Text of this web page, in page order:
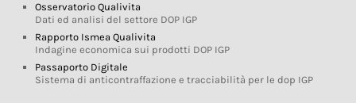
Osservatorio Qualivita
Dati ed analisi del settore DOP IGP
Rapporto Ismea Qualivita
Indagine economica sui prodotti DOP IGP
Passaporto Digitale
Sistema di anticontraffazione e tracciabilità per le dop IGP